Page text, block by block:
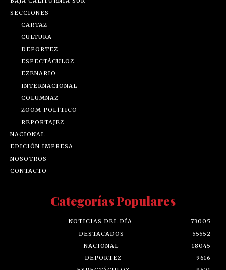
SECCIONES
CARTAZ
CULTURA
DEPORTEZ
ESPECTÁCULOZ
EZENARIO
INTERNACIONAL
COLUMNAZ
ZOOM POLÍTICO
REPORTAJEZ
NACIONAL
EDICIÓN IMPRESA
NOSOTROS
CONTACTO
Categorías Populares
NOTICIAS DEL DÍA
73005
DESTACADOS
55552
NACIONAL
18045
DEPORTEZ
9616